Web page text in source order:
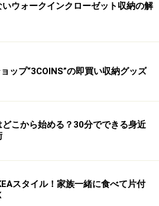
いウォークインクローゼット収納の解
ップ“3COINS”の即買い収納グッズ
どこから始める？30分でできる身近
スタイル！家族一緒に食べて片付